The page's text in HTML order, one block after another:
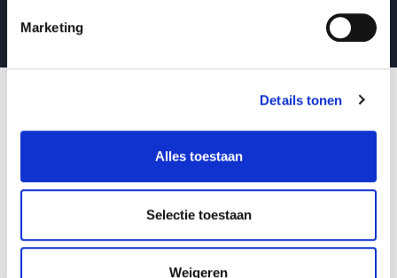
Marketing
Details tonen
Alles toestaan
Selectie toestaan
Weigeren
Wat is Biologie en
waarom is het relevant?
Biologie is de studie van leven en levende organismen,